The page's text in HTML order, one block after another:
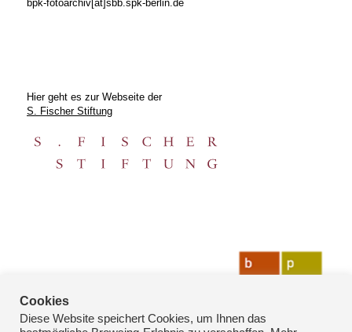
bpk-fotoarchiv[at]sbb.spk-berlin.de
Hier geht es zur Webseite der
S. Fischer Stiftung
Cookies
Diese Website speichert Cookies, um Ihnen das